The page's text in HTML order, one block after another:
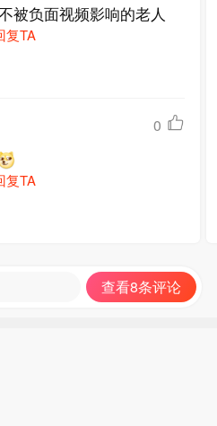
被负面视频影响的老人
复TA
0
复TA
查看8条评论